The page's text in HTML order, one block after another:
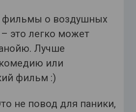
фильмы о воздушных
– это легко может
Лучше
или
фильм :)